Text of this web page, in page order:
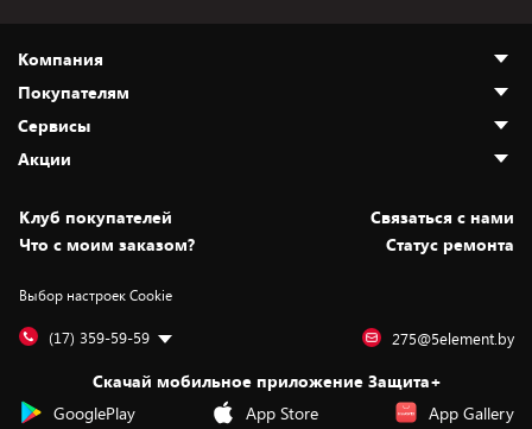
Компания
О нас
Адреса магазинов
Новости
Статьи и обзоры
Вакансии
Дай пять добру!
Покупателям
Как сделать заказ
Оплата и доставка
Безналичный расчёт
Обмен и возврат товара
Обработка персональных данных
Подарочные карты
Сервисы
Установка техники
Для игровых консолей
Для мобильных устройств
Для компьютеров
Сервисные центры
Акции
Скидки и промокоды
Белорусские товары
Бонусы
Оплата частями
Новинки
Клуб покупателей
Cвязаться с нами
Что с моим заказом?
Статус ремонта
Выбор настроек Cookie
(17) 359-59-59 275@5element.by
Скачай мобильное приложение Защита+
GooglePlay
App Store App Gallery